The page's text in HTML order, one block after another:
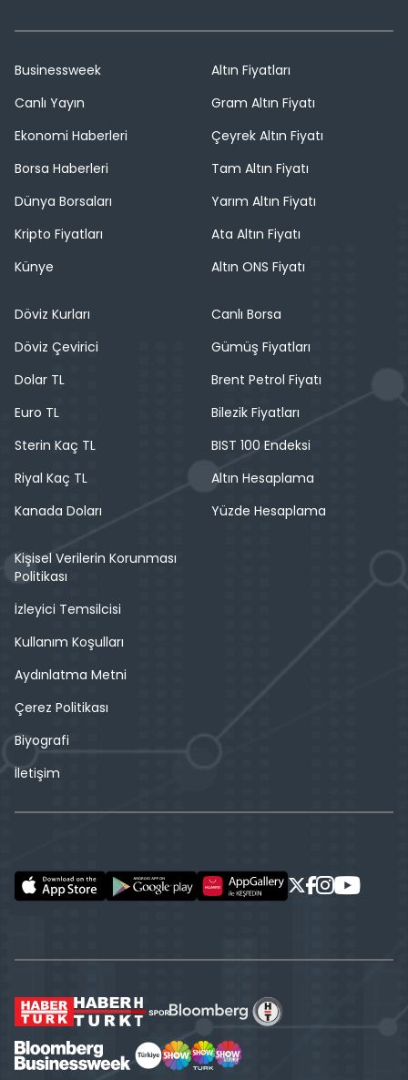
Businessweek
Canlı Yayın
Ekonomi Haberleri
Borsa Haberleri
Dünya Borsaları
Kripto Fiyatları
Künye
Altın Fiyatları
Gram Altın Fiyatı
Çeyrek Altın Fiyatı
Tam Altın Fiyatı
Yarım Altın Fiyatı
Ata Altın Fiyatı
Altın ONS Fiyatı
Döviz Kurları
Döviz Çevirici
Dolar TL
Euro TL
Sterin Kaç TL
Riyal Kaç TL
Kanada Doları
Canlı Borsa
Gümüş Fiyatları
Brent Petrol Fiyatı
Bilezik Fiyatları
BIST 100 Endeksi
Altın Hesaplama
Yüzde Hesaplama
Kişisel Verilerin Korunması
Politikası
İzleyici Temsilcisi
Kullanım Koşulları
Aydınlatma Metni
Çerez Politikası
Biyografi
İletişim